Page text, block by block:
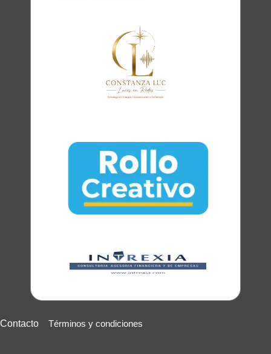
Contacto Términos y condiciones
Club Oratoria Málaga